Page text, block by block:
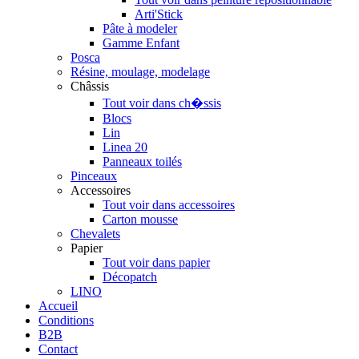
Arti'Stick
Pâte à modeler
Gamme Enfant
Posca
Résine, moulage, modelage
Châssis
Tout voir dans ch�ssis
Blocs
Lin
Linea 20
Panneaux toilés
Pinceaux
Accessoires
Tout voir dans accessoires
Carton mousse
Chevalets
Papier
Tout voir dans papier
Décopatch
LINO
Accueil
Conditions
B2B
Contact